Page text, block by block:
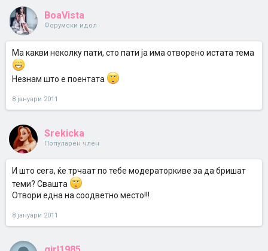
BoaVista
Форумски идол
Ма какви неколку пати, сто пати ја има отворено истата тема
Незнам што е поентата
8 јануари 2011
Srekicka
Популарен член
И што сега, ќе трчаат по тебе модераторкиве за да бришат
теми? Свашта
Отвори една на соодветно место!!!
8 јануари 2011